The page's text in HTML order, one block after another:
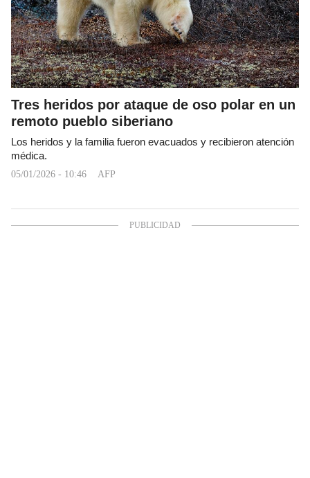
Tres heridos por ataque de oso polar en un
remoto pueblo siberiano
Los heridos y la familia fueron evacuados y recibieron atención
médica.
05/01/2026 - 10:46 AFP